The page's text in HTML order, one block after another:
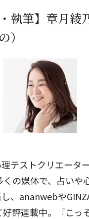
執筆】章月綾
）
テストクリエータ
くの媒体で、占いや
、ananwebや
評連載中。『こっ